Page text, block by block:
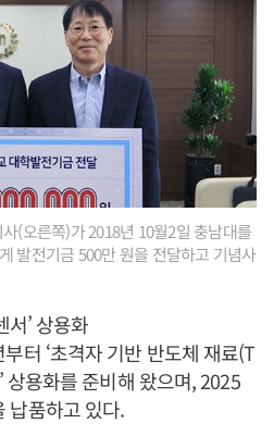
(오른쪽)가 2018년 10월2일 충남대를
발전기금 500만 원을 전달하고 기념사
’ 상용화
터 ‘초격자 기반 반도체 재료(T
상용화를 준비해 왔으며, 2025
납품하고 있다.